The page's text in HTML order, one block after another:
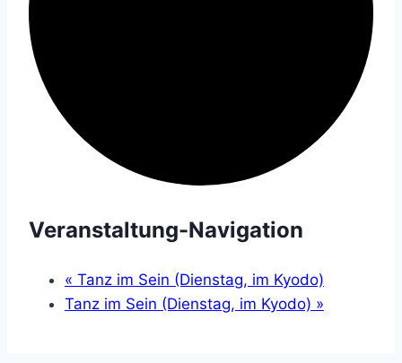
Veranstaltung-Navigation
« Tanz im Sein (Dienstag, im Kyodo)
Tanz im Sein (Dienstag, im Kyodo) »